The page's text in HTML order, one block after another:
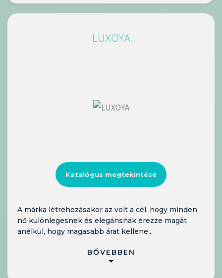
LUXOYA
Katalógus megtekintése
A márka létrehozásakor az volt a cél, hogy minden
nő különlegesnek és elegánsnak érezze magát
anélkül, hogy magasabb árat kellene...
BŐVEBBEN